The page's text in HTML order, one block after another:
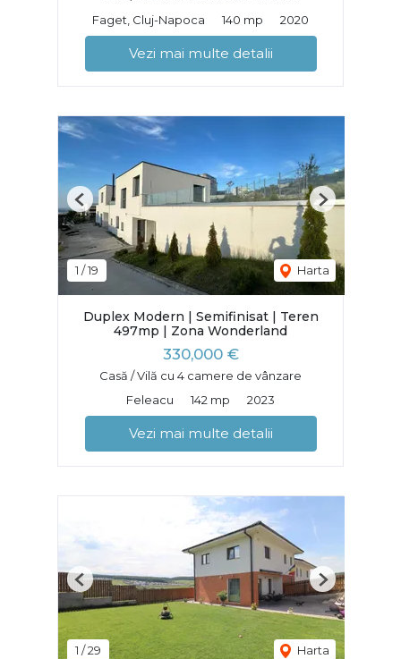
Faget, Cluj-Napoca
140 mp 2020
Vezi mai multe detalii
1 /19 Harta
Previous Next
Duplex Modern | Semifinisat | Teren
497mp | Zona Wonderland
330,000 €
Casă / Vilă cu 4 camere de vânzare
Feleacu
142 mp 2023
Vezi mai multe detalii
1 /29 Harta
Previous Next